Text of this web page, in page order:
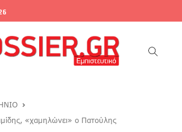
«χαμηλώνει» ο Πατούλης